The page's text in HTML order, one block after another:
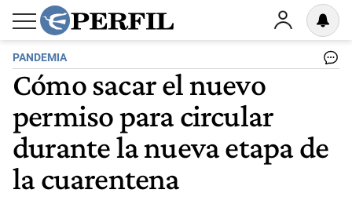
PANDEMIA
Cómo sacar el nuevo
permiso para circular
durante la nueva etapa de
la cuarentena